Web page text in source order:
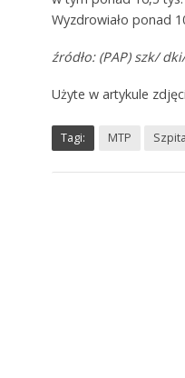
Wyzdrowiało ponad
źródło: (PAP) szk/ dki/
Użyte w artykule
Tagi: MTP